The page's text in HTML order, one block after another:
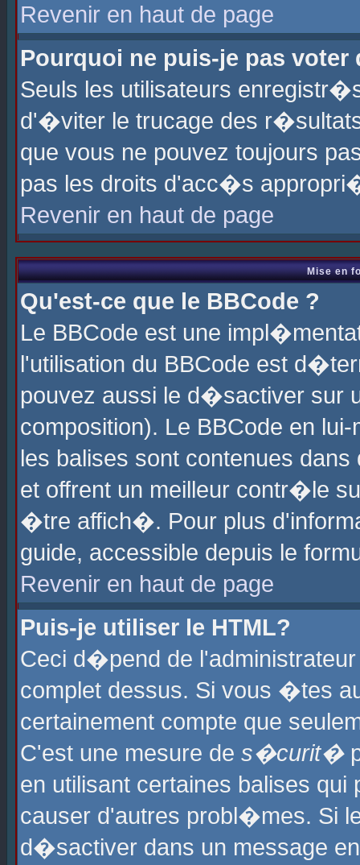
Revenir en haut de page
Pourquoi ne puis-je pas voter
Seuls les utilisateurs
d'�viter le trucage des
que vous ne pouvez toujours
pas les droits d'acc�s
Revenir en haut de page
Mise en
Qu'est-ce que le BBCode ?
Le BBCode est une
l'utilisation du BBCode est
pouvez aussi le d�sactiver sur
composition). Le BBCode en
les balises sont contenues
et offrent un meilleur contr�le
�tre affich�. Pour plus
guide, accessible depuis le
Revenir en haut de page
Puis-je utiliser le HTML?
Ceci d�pend de
complet dessus. Si vous �tes
certainement compte que
C'est une mesure de s�curit�
en utilisant certaines balises
causer d'autres probl�mes. Si
d�sactiver dans un message